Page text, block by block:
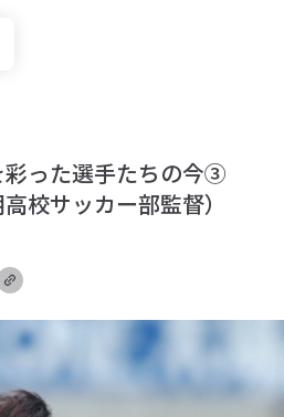
彩った選手たちの今③
校サッカー部監督）